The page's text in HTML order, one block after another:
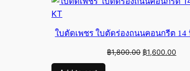
ใบตัดเพชร ใบตัดร่องถนนคอนกรีต 14
฿1,800.00 Original
฿1,600.00